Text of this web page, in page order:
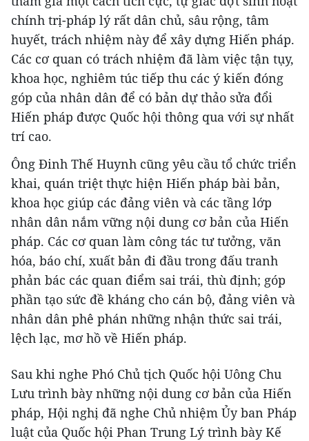
chính trị-pháp lý rất dân chủ, sâu rộng, tâm
huyết, trách nhiệm này để xây dựng Hiến pháp.
Các cơ quan có trách nhiệm đã làm việc tận tụy,
khoa học, nghiêm túc tiếp thu các ý kiến đóng
góp của nhân dân để có bản dự thảo sửa đổi
Hiến pháp được Quốc hội thông qua với sự nhất
trí cao.
Ông Đinh Thế Huynh cũng yêu cầu tổ chức triển
khai, quán triệt thực hiện Hiến pháp bài bản,
khoa học giúp các đảng viên và các tầng lớp
nhân dân nắm vững nội dung cơ bản của Hiến
pháp. Các cơ quan làm công tác tư tưởng, văn
hóa, báo chí, xuất bản đi đầu trong đấu tranh
phản bác các quan điểm sai trái, thù định; góp
phần tạo sức đề kháng cho cán bộ, đảng viên và
nhân dân phê phán những nhận thức sai trái,
lệch lạc, mơ hồ về Hiến pháp.
Sau khi nghe Phó Chủ tịch Quốc hội Uông Chu
Lưu trình bày những nội dung cơ bản của Hiến
pháp, Hội nghị đã nghe Chủ nhiệm Ủy ban Pháp
luật của Quốc hội Phan Trung Lý trình bày Kế